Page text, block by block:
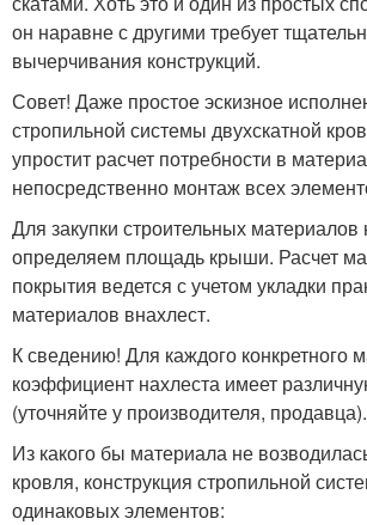
он наравне с другими требует
вычерчивания конструкций.
Совет! Даже простое эскизное
стропильной системы двухскатной
упростит расчет потребности в
непосредственно монтаж всех
Для закупки строительных
определяем площадь крыши. Расчет
покрытия ведется с учетом укладки
материалов внахлест.
К сведению! Для каждого конкретного
коэффициент нахлеста имеет
(уточняйте у производителя, продавца).
Из какого бы материала не
кровля, конструкция стропильной
одинаковых элементов: